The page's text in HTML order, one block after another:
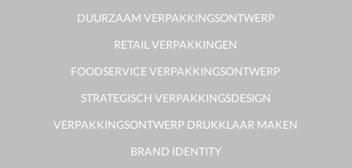
DUURZAAM VERPAKKINGSONTWERP
RETAIL VERPAKKINGEN
FOODSERVICE VERPAKKINGSONTWERP
STRATEGISCH VERPAKKINGSDESIGN
VERPAKKINGSONTWERP DRUKKLAAR MAKEN
BRAND IDENTITY